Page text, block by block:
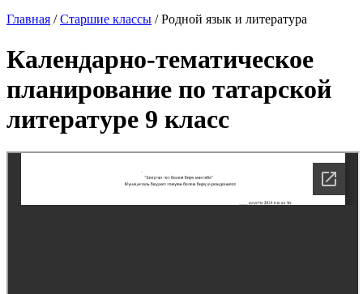
Главная /Старшие классы /Родной язык и литература
Календарно-тематическое
планирование по татарской
литературе 9 класс